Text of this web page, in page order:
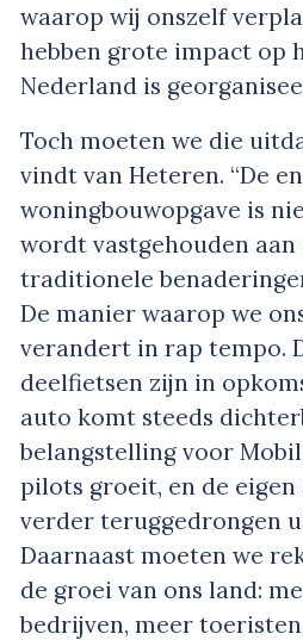
waarop wij onszelf
hebben grote impact op
Nederland is
Toch moeten we die
vindt van Heteren. “De
woningbouwopgave is
wordt vastgehouden aan
traditionele
De manier waarop we
verandert in rap tempo.
deelfietsen zijn in
auto komt steeds
belangstelling voor
pilots groeit, en de
verder teruggedrongen
Daarnaast moeten we
de groei van ons land:
bedrijven, meer